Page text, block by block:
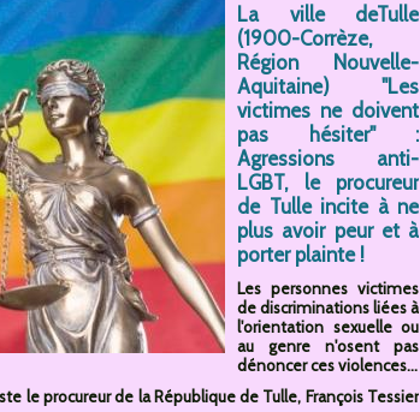
La ville deTulle
(1900-Corrèze,
Région Nouvelle-
Aquitaine) "Les
victimes ne doivent
pas hésiter" :
Agressions anti-
LGBT, le procureur
de Tulle incite à ne
plus avoir peur et à
porter plainte !
Les personnes victimes
de discriminations liées à
l'orientation sexuelle ou
au genre n'osent pas
dénoncer ces violences...
le procureur de la République de Tulle, François Tessier